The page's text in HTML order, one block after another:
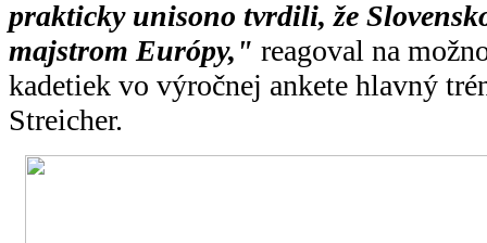
prakticky unisono tvrdili, že
majstrom Európy," reagoval na
kadetiek vo výročnej ankete hlavný
Streicher.